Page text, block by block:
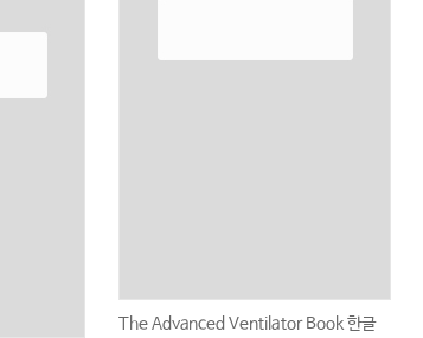
The Advanced Ventilator Book 한글